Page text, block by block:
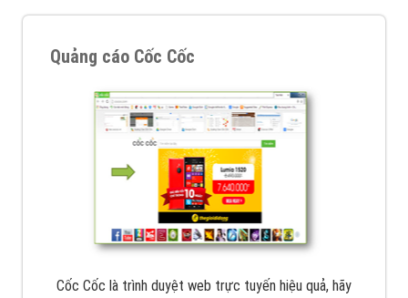
Quảng cáo Cốc Cốc
Cốc Cốc là trình duyệt web trực tuyến hiệu quả, hãy